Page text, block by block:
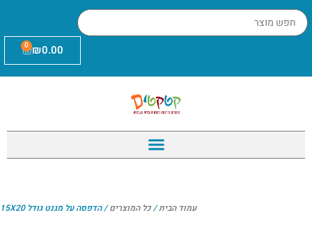
₪0.00
0
עמוד הבית/כל המוצרים/ הדפסה על מגנט גודל 15X20